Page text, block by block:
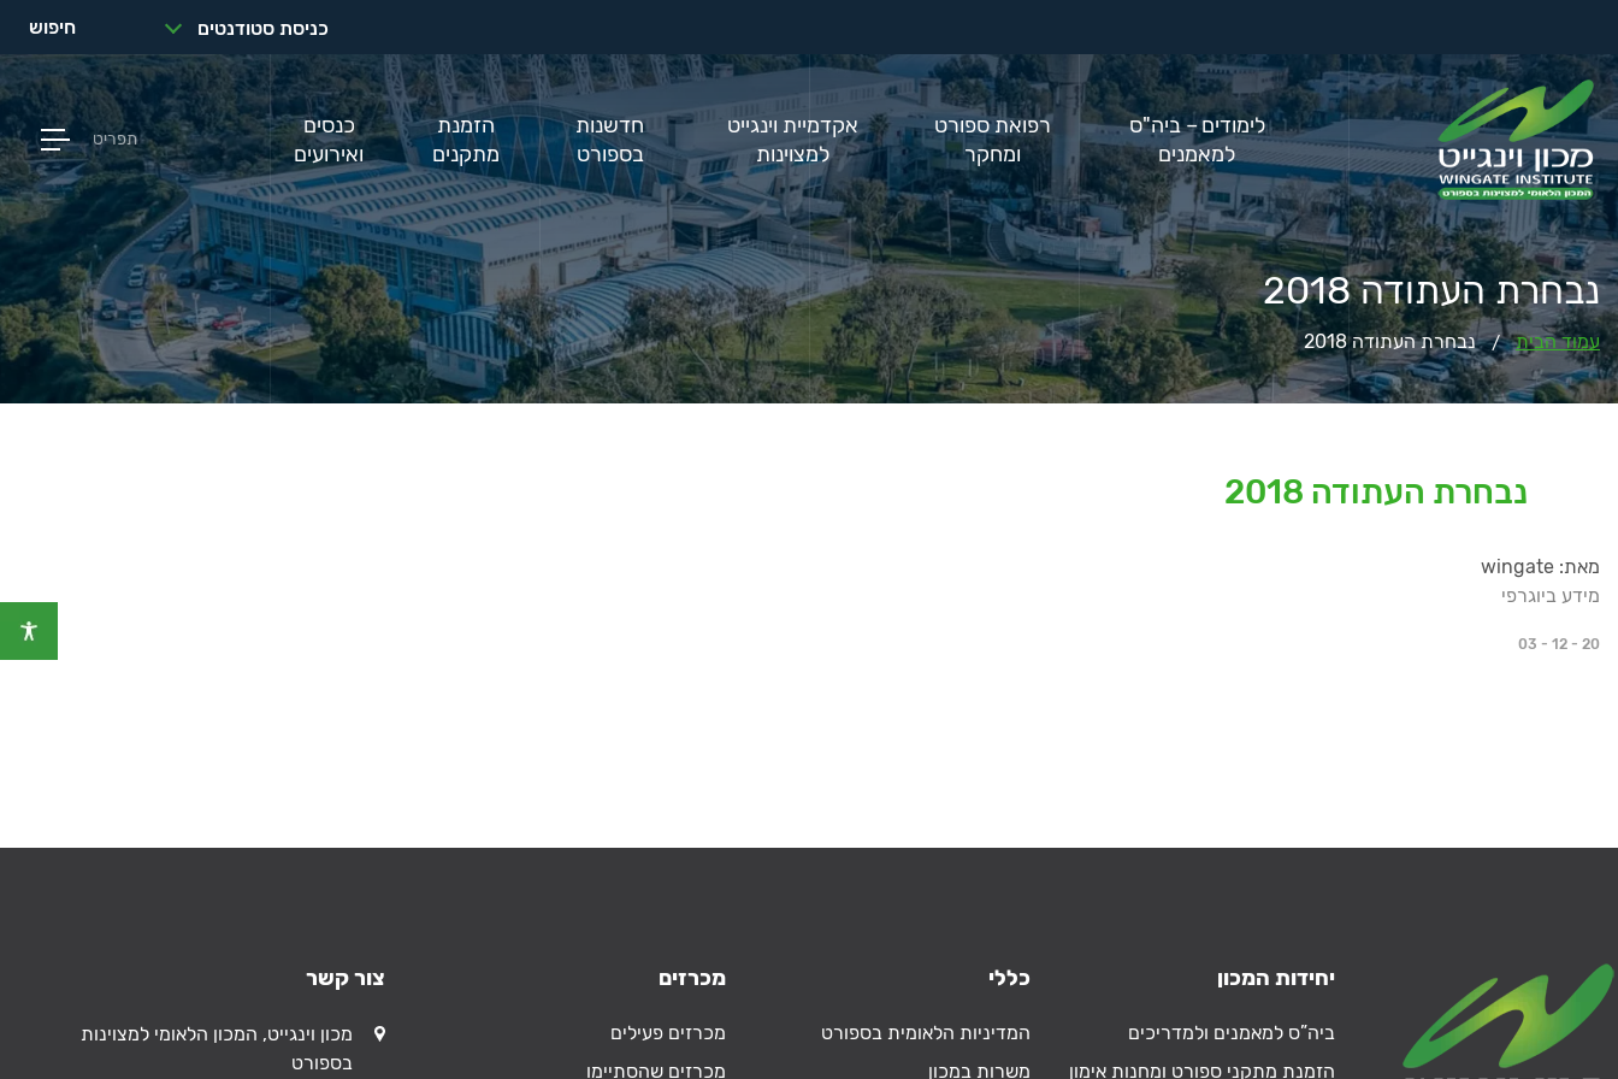
כניסת סטודנטים חיפוש
לימודים – ביה"ס
למאמנים
רפואת ספורט
ומחקר
אקדמיית וינגייט
למצוינות
חדשנות
בספורט
הזמנת
מתקנים
כנסים
ואירועים
תפריט
נבחרת העתודה 2018
עמוד הבית / נבחרת העתודה 2018
נבחרת העתודה 2018
מאת: wingate
מידע ביוגרפי
03 - 12 - 20
יחידות המכון
ביה”ס למאמנים ולמדריכים
הזמנת מתקני ספורט ומחנות אימון
כללי
המדיניות הלאומית בספורט
משרות במכון
מכרזים
מכרזים פעילים
מכרזים שהסתיימו
צור קשר
כתובת
מכון וינגייט, המכון הלאומי למצוינות
בספורט